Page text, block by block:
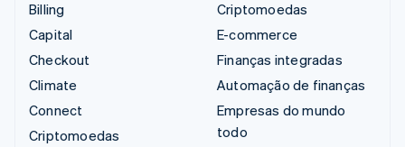
Billing
Capital
Checkout
Climate
Connect
Criptomoedas
Criptomoedas
E-commerce
Finanças integradas
Automação de finanças
Empresas do mundo
todo